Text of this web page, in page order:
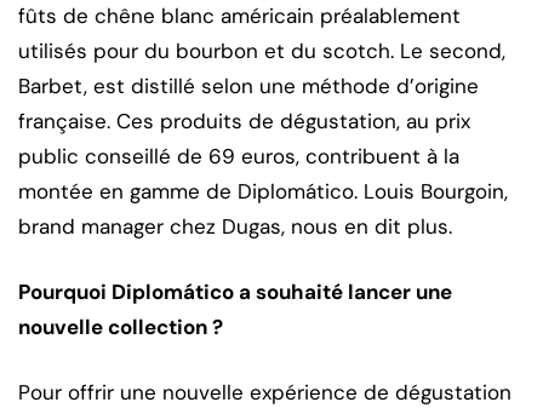
fûts de chêne blanc américain préalablement
utilisés pour du bourbon et du scotch. Le second,
Barbet, est distillé selon une méthode d’origine
française. Ces produits de dégustation, au prix
public conseillé de 69 euros, contribuent à la
montée en gamme de Diplomático. Louis Bourgoin,
brand manager chez Dugas, nous en dit plus.
Pourquoi Diplomático a souhaité lancer une
nouvelle collection ?
Pour offrir une nouvelle expérience de dégustation